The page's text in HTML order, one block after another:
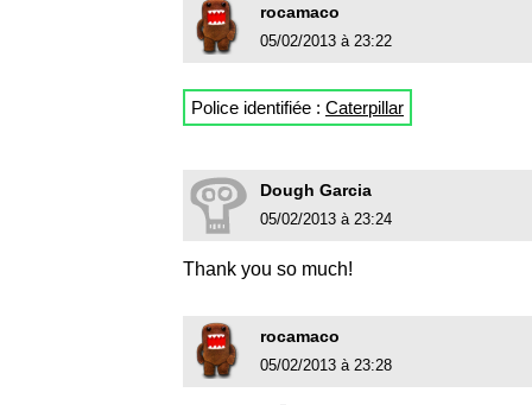
rocamaco
05/02/2013 à 23:22
Police identifiée : Caterpillar
Dough Garcia
05/02/2013 à 23:24
Thank you so much!
rocamaco
05/02/2013 à 23:28